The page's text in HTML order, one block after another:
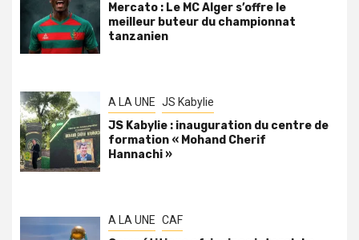
Mercato : Le MC Alger s’offre le
meilleur buteur du championnat
tanzanien
A LA UNE JS Kabylie
JS Kabylie : inauguration du centre de
formation « Mohand Cherif
Hannachi »
A LA UNE CAF